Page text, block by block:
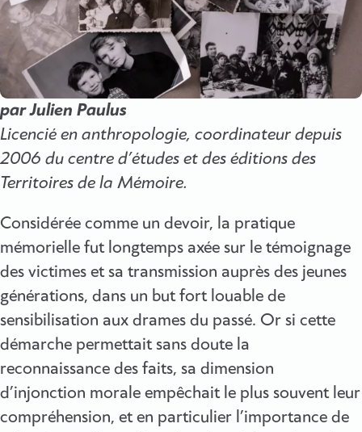
par Julien Paulus
Licencié en anthropologie, coordinateur depuis
2006 du centre d’études et des éditions des
Territoires de la Mémoire.
Considérée comme un devoir, la pratique
mémorielle fut longtemps axée sur le témoignage
des victimes et sa transmission auprès des jeunes
générations, dans un but fort louable de
sensibilisation aux drames du passé. Or si cette
démarche permettait sans doute la
reconnaissance des faits, sa dimension
d’injonction morale empêchait le plus souvent leur
compréhension, et en particulier l’importance de